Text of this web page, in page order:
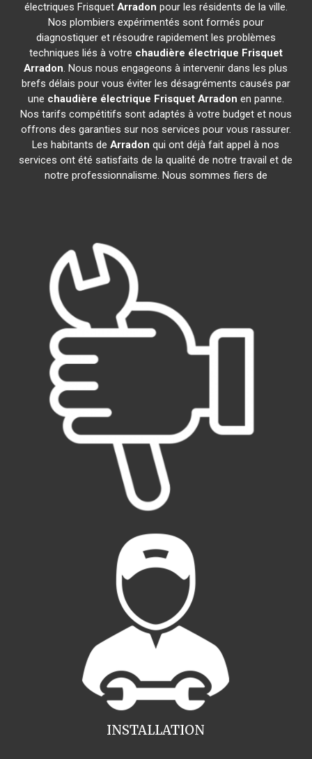
électriques Frisquet Arradon pour les résidents de la ville.
Nos plombiers expérimentés sont formés pour
diagnostiquer et résoudre rapidement les problèmes
techniques liés à votre chaudière électrique Frisquet
Arradon. Nous nous engageons à intervenir dans les plus
brefs délais pour vous éviter les désagréments causés par
une chaudière électrique Frisquet Arradon en panne.
Nos tarifs compétitifs sont adaptés à votre budget et nous
offrons des garanties sur nos services pour vous rassurer.
Les habitants deArradon qui ont déjà fait appel à nos
services ont été satisfaits de la qualité de notre travail et de
notre professionnalisme. Nous sommes fiers de
INSTALLATION